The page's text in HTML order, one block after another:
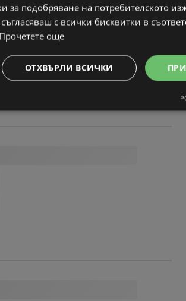
за подобряване на потребителското
с всички бисквитки в
Прочетете още
ОТХВЪРЛИ ВСИЧКИ